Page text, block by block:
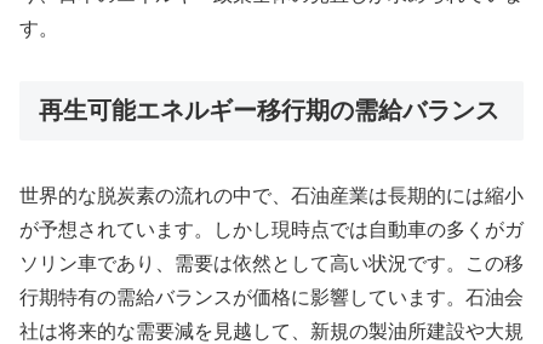
す。
再生可能エネルギー移行期の需給バランス
世界的な脱炭素の流れの中で、石油産業は長期的には縮小
が予想されています。しかし現時点では自動車の多くがガ
ソリン車であり、需要は依然として高い状況です。この移
行期特有の需給バランスが価格に影響しています。石油会
社は将来的な需要減を見越して、新規の製油所建設や大規